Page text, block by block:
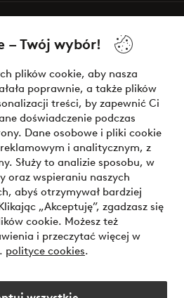
– Twój wybór!
plików cookie, aby nasza
poprawnie, a także plików
treści, by zapewnić Ci
doświadczenie podczas
Dane osobowe i pliki cookie
i analitycznym, z
Służy to analizie sposobu, w
oraz wspieraniu naszych
abyś otrzymywał bardziej
„Akceptuję”, zgadzasz się
cookie. Możesz też
i przeczytać więcej w
polityce cookies.
- zapłać teraz lub podziel się
o naszych opcjach płatności